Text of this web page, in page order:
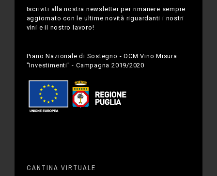
Iscriviti alla nostra newsletter per rimanere sempre
aggiornato con le ultime novità riguardanti i nostri
vini e il nostro lavoro!
Piano Nazionale di Sostegno - OCM Vino Misura
"Investimenti" - Campagna 2019/2020
CANTINA VIRTUALE